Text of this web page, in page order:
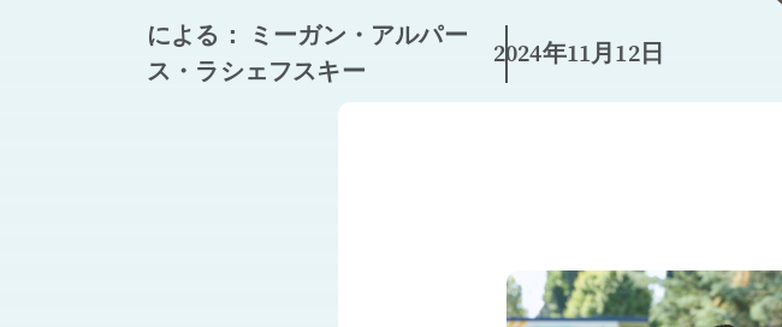
による： ミーガン・アルパー
ス・ラシェフスキー
2024年11月12日